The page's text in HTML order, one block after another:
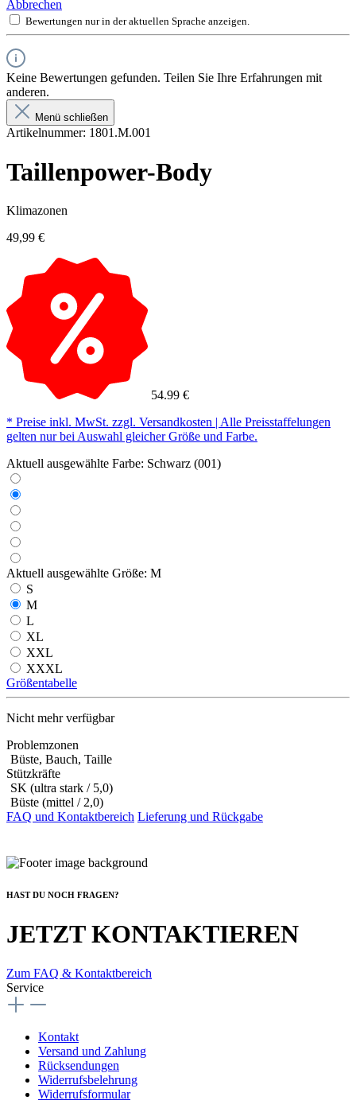
Abbrechen
Bewertungen nur in der aktuellen Sprache anzeigen.
Keine Bewertungen gefunden. Teilen Sie Ihre Erfahrungen mit
anderen.
Menü schließen
Artikelnummer: 1801.M.001
Taillenpower-Body
Klimazonen
49,99 €
54.99 €
* Preise inkl. MwSt. zzgl. Versandkosten | Alle Preisstaffelungen
gelten nur bei Auswahl gleicher Größe und Farbe.
Aktuell ausgewählte Farbe: Schwarz (001)
Aktuell ausgewählte Größe: M
S
M
L
XL
XXL
XXXL
Größentabelle
Nicht mehr verfügbar
Problemzonen
Büste, Bauch, Taille
Stützkräfte
SK (ultra stark / 5,0)
Büste (mittel / 2,0)
FAQ und Kontaktbereich Lieferung und Rückgabe
HAST DU NOCH FRAGEN?
JETZT KONTAKTIEREN
Zum FAQ & Kontaktbereich
Service
Kontakt
Versand und Zahlung
Rücksendungen
Widerrufsbelehrung
Widerrufsformular